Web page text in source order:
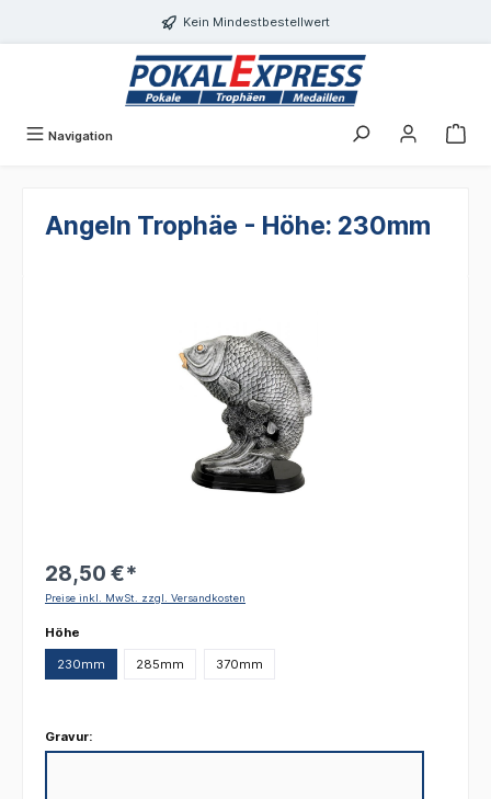
Kein Mindestbestellwert
Navigation
Angeln Trophäe - Höhe: 230mm
28,50 €*
Preise inkl. MwSt. zzgl. Versandkosten
Höhe
230mm 285mm 370mm
Gravur: